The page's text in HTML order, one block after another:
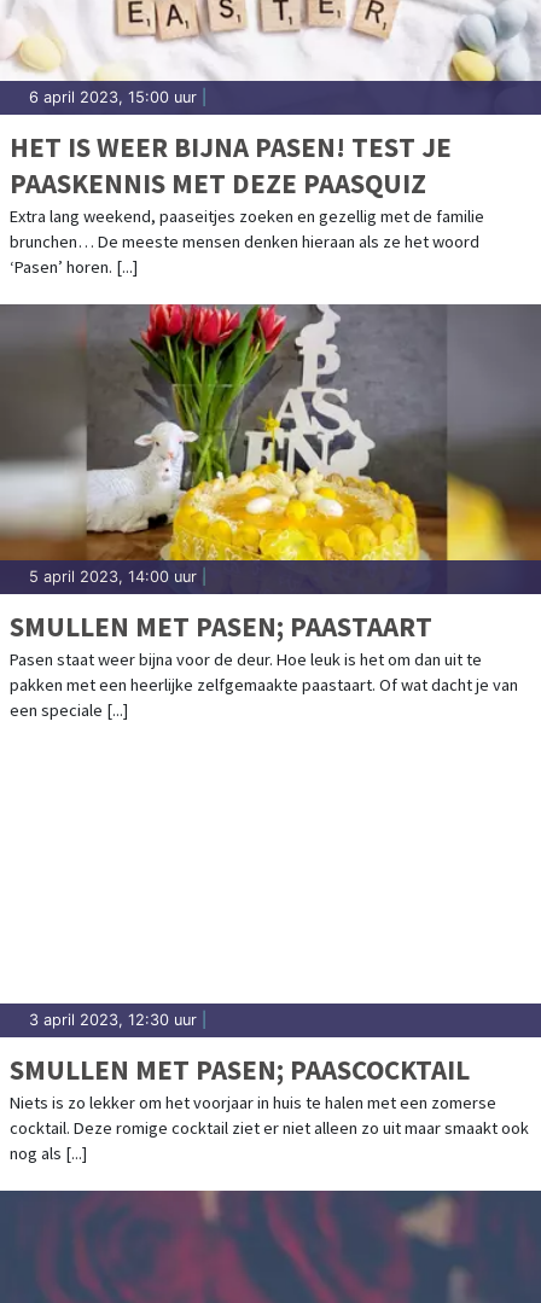
6 april 2023, 15:00 uur
HET IS WEER BIJNA PASEN! TEST JE
PAASKENNIS MET DEZE PAASQUIZ
Extra lang weekend, paaseitjes zoeken en gezellig met de familie
brunchen… De meeste mensen denken hieraan als ze het woord
‘Pasen’ horen. [...]
5 april 2023, 14:00 uur
SMULLEN MET PASEN; PAASTAART
Pasen staat weer bijna voor de deur. Hoe leuk is het om dan uit te
pakken met een heerlijke zelfgemaakte paastaart. Of wat dacht je van
een speciale [...]
3 april 2023, 12:30 uur
SMULLEN MET PASEN; PAASCOCKTAIL
Niets is zo lekker om het voorjaar in huis te halen met een zomerse
cocktail. Deze romige cocktail ziet er niet alleen zo uit maar smaakt ook
nog als [...]